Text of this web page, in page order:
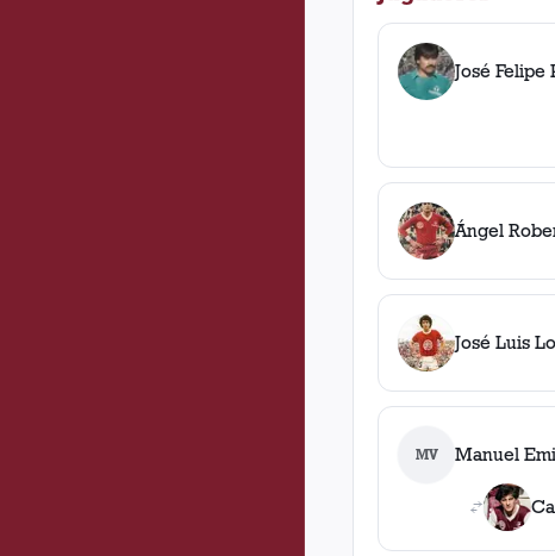
José Felipe
Ángel
José Luis
MV Manuel